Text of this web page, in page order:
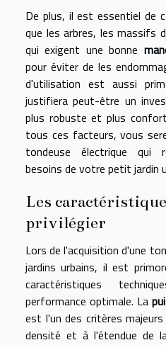
De plus, il est essentiel de
que les arbres, les massifs
qui exigent une bonne
pour éviter de les
d'utilisation est aussi
justifiera peut-être un
plus robuste et plus
tous ces facteurs, vous
tondeuse électrique qui
besoins de votre petit jardin
Les
privilégier
Lors de l'acquisition d'une
jardins urbains, il est
caractéristiques
performance optimale. La
est l'un des critères
densité et à l'étendue de